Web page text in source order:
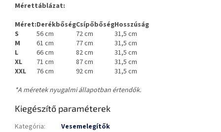
Mérettáblázat:
Méret:DerékbőségCsípőbőségHosszúság
S
56 cm 72 cm
31,5 cm
M
61 cm 77 cm
31,5 cm
L
66 cm 82 cm
31,5 cm
XL
71 cm 87 cm
31,5 cm
XXL
76 cm 92 cm
31,5 cm
*A méretek nyugalmi állapotban értendők.
Kiegészítő paraméterek
Kategória:
Vesemelegítők